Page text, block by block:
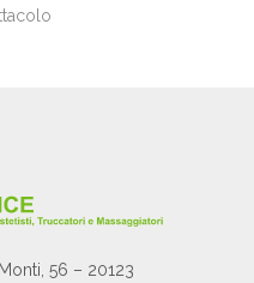
56 – 20123